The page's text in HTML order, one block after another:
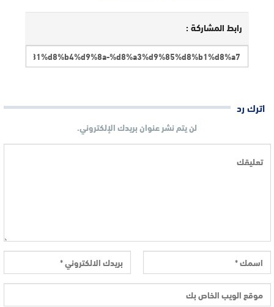
رابط المشاركة :
اترك رد
لن يتم نشر عنوان بريدك الإلكتروني.